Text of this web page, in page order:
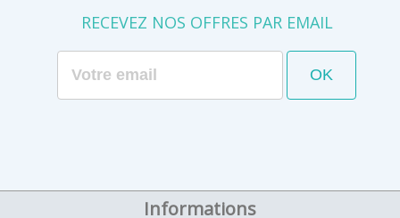
RECEVEZ NOS OFFRES PAR EMAIL
Informations